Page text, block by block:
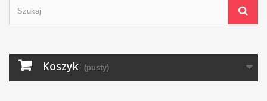
Koszyk (pusty)